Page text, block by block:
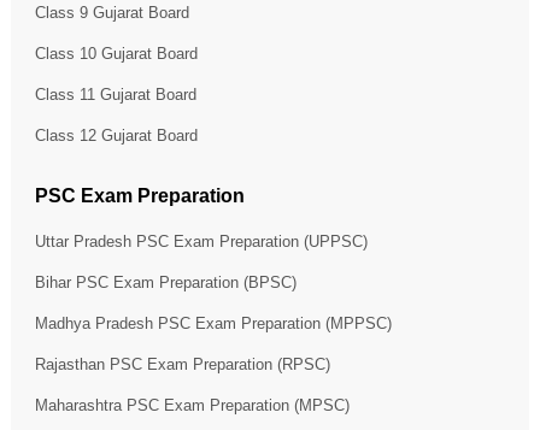
Class 9 Gujarat Board
Class 10 Gujarat Board
Class 11 Gujarat Board
Class 12 Gujarat Board
PSC Exam Preparation
Uttar Pradesh PSC Exam Preparation (UPPSC)
Bihar PSC Exam Preparation (BPSC)
Madhya Pradesh PSC Exam Preparation (MPPSC)
Rajasthan PSC Exam Preparation (RPSC)
Maharashtra PSC Exam Preparation (MPSC)